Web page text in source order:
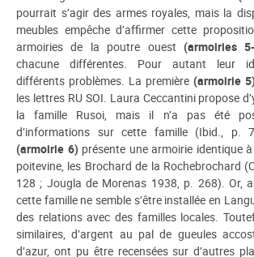
pourrait s’agir des armes royales, mais la
meubles empêche d’affirmer cette
armoiries de la poutre ouest (armoiries
chacune différentes. Pour autant leur
différents problèmes. La première (armoirie 5)
les lettres RU SOI. Laura Ceccantini propose
la famille Rusoi, mais il n’a pas été
d’informations sur cette famille (Ibid., p.
(armoirie 6) présente une armoirie identique
poitevine, les Brochard de la Rochebrochard
128 ; Jougla de Morenas 1938, p. 268). Or,
cette famille ne semble s’être installée en
des relations avec des familles locales.
similaires, d’argent au pal de gueules
d’azur, ont pu être recensées sur d’autres